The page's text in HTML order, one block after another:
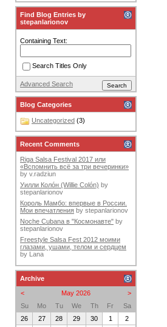
Find Blog Entries by
stepanlarionov
Containing Text:
Search Titles Only
Advanced Search
Blog Categories
Uncategorized (3)
Recent Comments
Riga Salsa Festival 2017 или
«Вспомнить всё за три вечеринки»
by v.radziun
Уилли Колóн (Willie Colón) by
stepanlarionov
Король Мамбо: впервые в России.
Мои впечатления by stepanlarionov
Noche Cubana в "Космонавте" by
stepanlarionov
Freestyle Salsa Fest 2012 моими
глазами, ушами, телом и сердцем
by Lana
Archive
<
>
May 2026
Su
Mo Tu We Th Fr
Sa
26
27 28 29 30 1
2